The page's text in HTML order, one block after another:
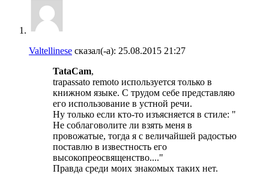
Valtellinese сказал(-а): 25.08.2015 21:27
TataCam,
trapassato remoto используется только в
книжном языке. С трудом себе представляю
его использование в устной речи.
Ну только если кто-то изъясняется в стиле: "
Не соблаговолите ли взять меня в
провожатые, тогда я с величайшей радостью
поставлю в известность его
высокопреосвященство...."
Правда среди моих знакомых таких нет.